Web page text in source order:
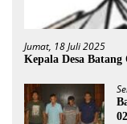
Jumat, 18 Juli 2025
Kepala Desa